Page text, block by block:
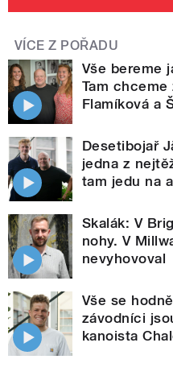
VÍCE Z POŘADU
Vše bereme
Tam
Flamíková a
Desetibojař
jedna z
tam jedu na
Skalák: V
nohy. V
nevyhovoval
Vše se
závodníci
kanoista